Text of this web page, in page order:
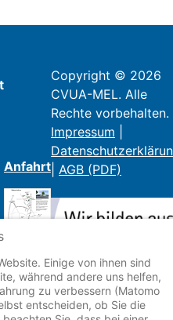
Anfahrt
Copyright © 2026
CVUA-MEL. Alle
Rechte vorbehalten.
Impressum
AGB (PDF)
Einige von ihnen sind
während andere uns helfen,
zu verbessern (Matomo
entscheiden, ob Sie die